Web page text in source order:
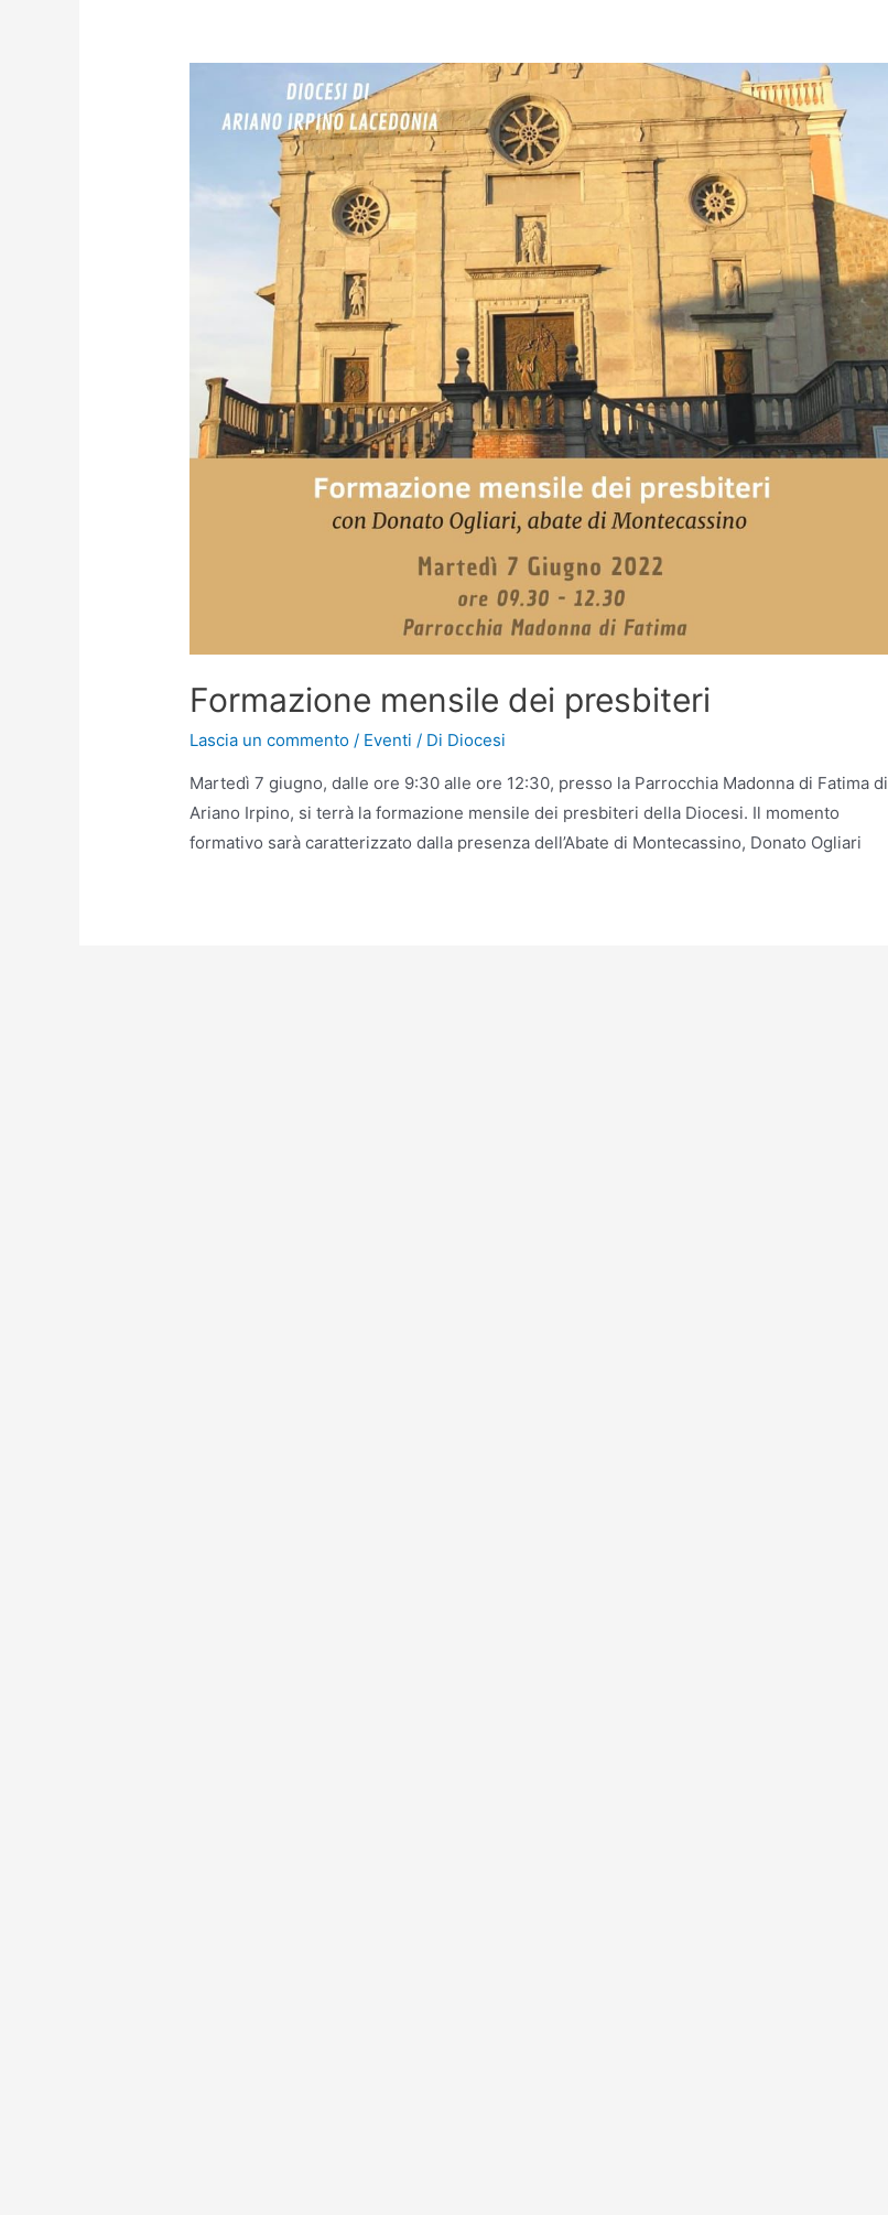
Formazione mensile dei presbiteri
Lascia un commento / Eventi / Di Diocesi
Martedì 7 giugno, dalle ore 9:30 alle ore 12:30, presso la Parrocchia Madonna di Fatima di
Ariano Irpino, si terrà la formazione mensile dei presbiteri della Diocesi. Il momento
formativo sarà caratterizzato dalla presenza dell’Abate di Montecassino, Donato Ogliari